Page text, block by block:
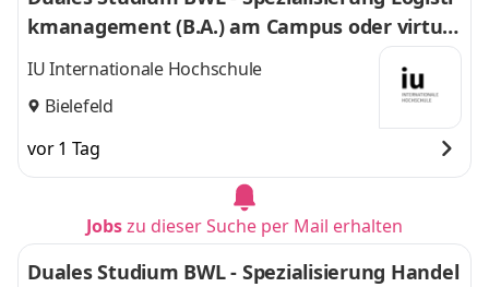
kmanagement (B.A.) am Campus oder virtuel
l
IU Internationale Hochschule
Bielefeld
vor 1 Tag
Jobszu dieser Suche per Mail erhalten
Duales Studium BWL - Spezialisierung Handel